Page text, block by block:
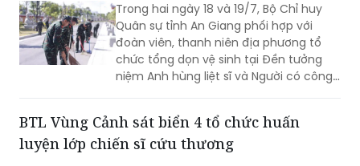
Trong hai ngày 18 và 19/7, Bộ Chỉ huy
Quân sự tỉnh An Giang phối hợp với
đoàn viên, thanh niên địa phương tổ
chức tổng dọn vệ sinh tại Đền tưởng
niệm Anh hùng liệt sĩ và Người có công
BTL Vùng Cảnh sát biển 4 tổ chức huấn
luyện lớp chiến sĩ cứu thương